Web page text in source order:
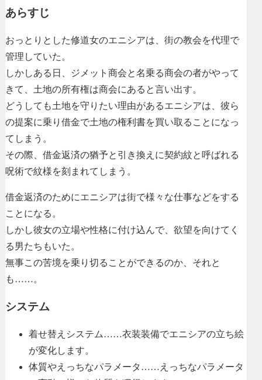
あらすじ
おっとりとした修道女のエニシアは、街の教会を代理で
管理していた。
しかしある日、ジメット商会と名乗る商会の者がやって
きて、土地の所有権は商会にあると言い出す。
どうしても土地を守りたい理由があるエニシアは、彼ら
の提案に乗り借金で土地の権利書を買い取ることになっ
てしまう。
その際、借金返済の猶予と引き換えに契約紋と呼ばれる
呪術で紋様を刻まれてしまう。
借金返済のためにエニシアは街で様々な仕事などをする
ことになる。
しかし彼女の立場や性格に付け込んで、欲望を向けてく
る男たちもいた。
無事この苦境を乗り切ることができるのか、それと
も……。
システム
着せ替えシステム……衣装装備でエニシアの立ち絵
が変化します。
体質やえっちなパラメータ……えっちなパラメータ